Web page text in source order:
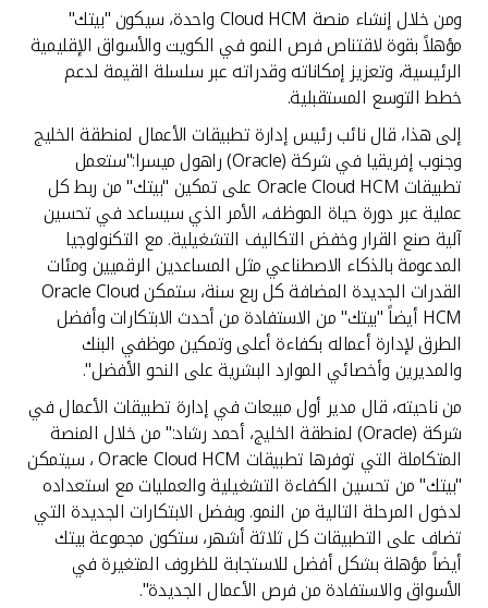
ومن خلال إنشاء منصة Cloud HCM واحدة، سيكون "بيتك"
مؤهلاً بقوة لاقتناص فرص النمو في الكويت والأسواق الإقليمية
الرئيسية، وتعزيز إمكاناته وقدراته عبر سلسلة القيمة لدعم
خطط التوسع المستقبلية.
إلى هذا، قال نائب رئيس إدارة تطبيقات الأعمال لمنطقة الخليج
وجنوب إفريقيا في شركة (Oracle) راهول ميسرا:"ستعمل
تطبيقات Oracle Cloud HCM على تمكين "بيتك" من ربط كل
عملية عبر دورة حياة الموظف، الأمر الذي سيساعد في تحسين
آلية صنع القرار وخفض التكاليف التشغيلية. مع التكنولوجيا
المدعومة بالذكاء الاصطناعي مثل المساعدين الرقميين ومئات
القدرات الجديدة المضافة كل ربع سنة، ستمكن Oracle Cloud
HCM أيضاً "بيتك" من الاستفادة من أحدث الابتكارات وأفضل
الطرق لإدارة أعماله بكفاءة أعلى وتمكين موظفي البنك
والمديرين وأخصائي الموارد البشرية على النحو الأفضل".
من ناحيته، قال مدير أول مبيعات في إدارة تطبيقات الأعمال في
شركة (Oracle) لمنطقة الخليج، أحمد رشاد:" من خلال المنصة
المتكاملة التي توفرها تطبيقات Oracle Cloud HCM ، سيتمكن
"بيتك" من تحسين الكفاءة التشغيلية والعمليات مع استعداده
لدخول المرحلة التالية من النمو. وبفضل الابتكارات الجديدة التي
تضاف على التطبيقات كل ثلاثة أشهر، ستكون مجموعة بيتك
أيضاً مؤهلة بشكل أفضل للاستجابة للظروف المتغيرة في
الأسواق والاستفادة من فرص الأعمال الجديدة".